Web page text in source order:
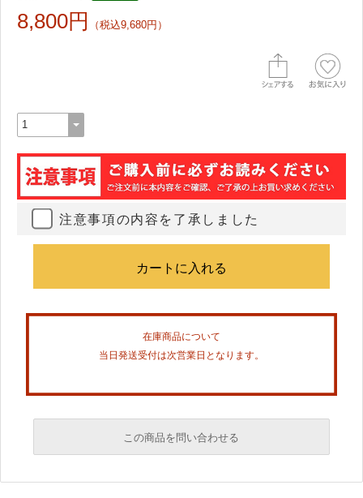
8,800円 （税込9,680円）
注意事項の内容を了承しました
在庫商品について
当日発送受付は次営業日となります。
この商品を問い合わせる